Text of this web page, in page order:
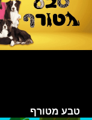
טבע מטורף